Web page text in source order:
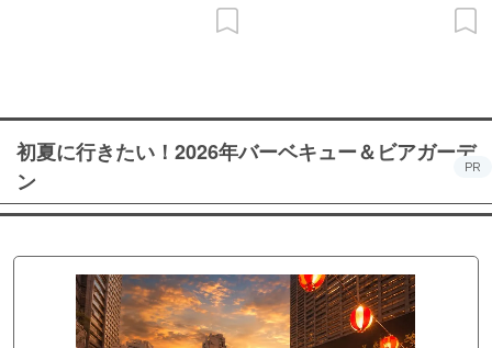
初夏に行きたい！2026年バーベキュー＆ビアガーデ
ン
PR